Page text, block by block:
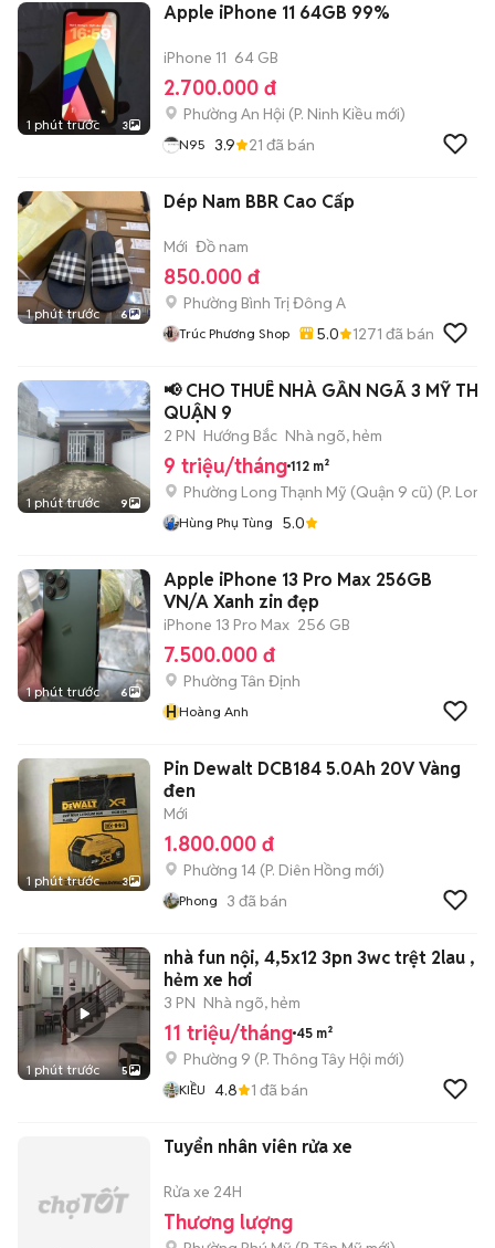
1 phút trước 3
Apple iPhone 11 64GB 99%
iPhone 11 64 GB
2.700.000 đ
Phường An Hội (P. Ninh Kiều mới)
N95 3.9 21 đã bán
1 phút trước 6
Dép Nam BBR Cao Cấp
Mới Đồ nam
850.000 đ
Phường Bình Trị Đông A
Trúc Phương Shop 5.0 1271 đã bán
1 phút trước 9
📢 CHO THUÊ NHÀ GẦN NGÃ 3 MỸ
QUẬN 9
2 PN Hướng Bắc Nhà ngõ, hẻm
9 triệu/tháng 112 m²
Phường Long Thạnh Mỹ (Quận 9 cũ) (P.
Hùng Phụ Tùng 5.0
1 phút trước 6
Apple iPhone 13 Pro Max 256GB
VN/A Xanh zin đẹp
iPhone 13 Pro Max 256 GB
7.500.000 đ
Phường Tân Định
HHoàng Anh
1 phút trước 3
Pin Dewalt DCB184 5.0Ah 20V Vàng
đen
Mới
1.800.000 đ
Phường 14 (P. Diên Hồng mới)
Phong 3 đã bán
1 phút trước 5
nhà fun nội, 4,5x12 3pn 3wc trệt 2lau ,
hẻm xe hơi
3 PN Nhà ngõ, hẻm
11 triệu/tháng 45 m²
Phường 9 (P. Thông Tây Hội mới)
KIỀU 4.8 1 đã bán
Tuyển nhân viên rửa xe
Rửa xe 24H
Thương lượng